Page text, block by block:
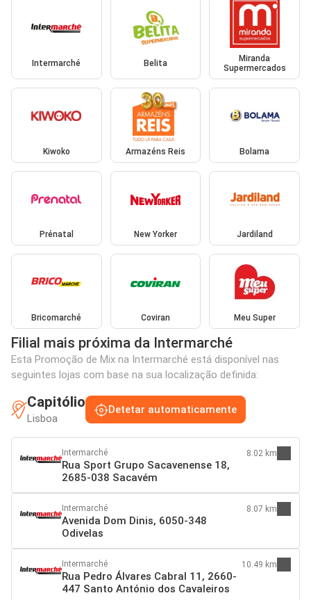
Intermarché Belita
Miranda
Supermercados
Kiwoko Armazéns Reis Bolama
Prénatal New Yorker Jardiland
Bricomarché Coviran Meu Super
Filial mais próxima da Intermarché
Esta Promoção de Mix na Intermarché está disponível nas
seguintes lojas com base na sua localização definida:
Capitólio
Lisboa
Detetar automaticamente
Intermarché
Rua Sport Grupo Sacavenense 18,
2685-038 Sacavém
8.02 km
Intermarché
Avenida Dom Dinis, 6050-348
Odivelas
8.07 km
Intermarché
Rua Pedro Álvares Cabral 11, 2660-
447 Santo António dos Cavaleiros
10.49 km